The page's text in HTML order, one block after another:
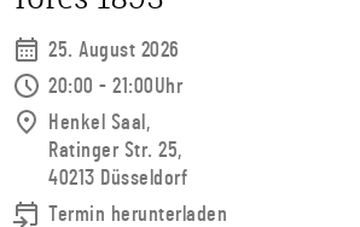
25. August 2026
20:00 - 21:00Uhr
Henkel Saal,
Ratinger Str. 25,
40213 Düsseldorf
Termin herunterladen